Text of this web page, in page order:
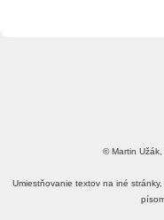
© Martin
Umiestňovanie textov na iné